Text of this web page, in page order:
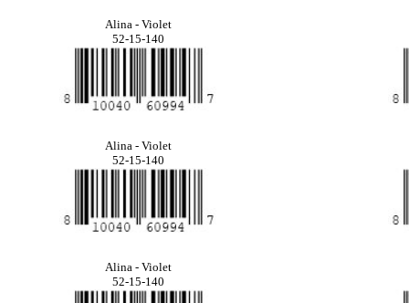
Alina - Violet
52-15-140
Alina - Violet
52-15-140
Alina - Violet
52-15-140